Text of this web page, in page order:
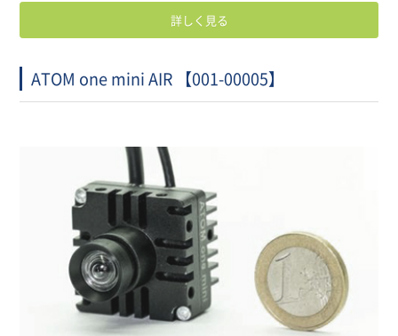
詳しく見る
ATOM one mini AIR 【001-00005】